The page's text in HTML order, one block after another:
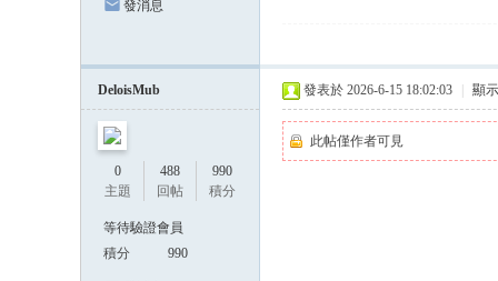
發消息
DeloisMub
0
主題
488
回帖
990
積分
等待驗證會員
積分
990
發表於 2026-6-15 18:02:03 顯
此帖僅作者可見